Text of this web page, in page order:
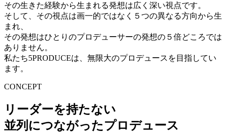
その生きた経験から生まれる発想は広く深い視点です。
そして、その視点は画一的ではなく５つの異なる方向から生
まれ、
その発想はひとりのプロデューサーの発想の５倍どころでは
ありません。
私たち5PRODUCEは、無限大のプロデュースを目指してい
ます。
CONCEPT
リーダーを持たない
並列につながったプロデュース